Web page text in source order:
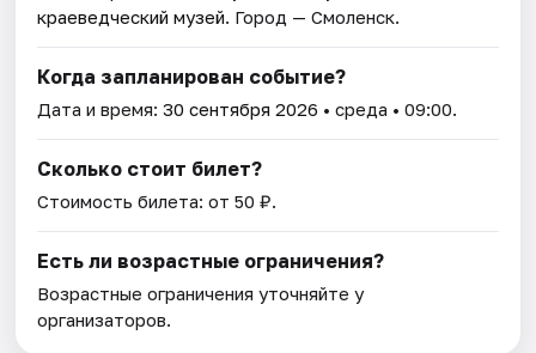
краеведческий музей. Город — Смоленск.
Когда запланирован событие?
Дата и время:30 сентября 2026 • среда • 09:00.
Сколько стоит билет?
Стоимость билета: от 50 ₽.
Есть ли возрастные ограничения?
Возрастные ограничения уточняйте у
организаторов.